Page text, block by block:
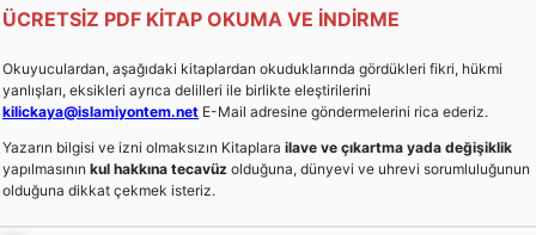
ÜCRETSİZ PDF KİTAP OKUMA VE İNDİRME
Okuyuculardan, aşağıdaki kitaplardan okuduklarında gördükleri fikri, hükmi
yanlışları, eksikleri ayrıca delilleri ile birlikte eleştirilerini
kilickaya@islamiyontem.net E-Mail adresine göndermelerini rica ederiz.
Yazarın bilgisi ve izni olmaksızın Kitaplara ilave ve çıkartma yada değişiklik
yapılmasının kul hakkına tecavüz olduğuna, dünyevi ve uhrevi sorumluluğunun
olduğuna dikkat çekmek isteriz.